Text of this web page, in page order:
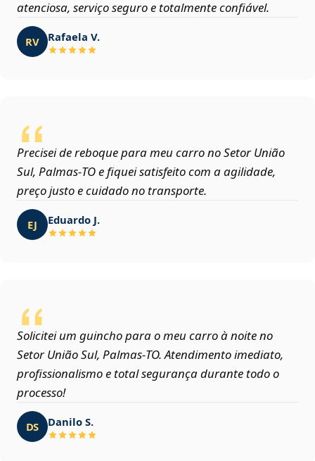
atenciosa, serviço seguro e totalmente confiável.
RV Rafaela V.
Precisei de reboque para meu carro no Setor União
Sul, Palmas‑TO e fiquei satisfeito com a agilidade,
preço justo e cuidado no transporte.
EJ Eduardo J.
Solicitei um guincho para o meu carro à noite no
Setor União Sul, Palmas‑TO. Atendimento imediato,
profissionalismo e total segurança durante todo o
processo!
DS Danilo S.